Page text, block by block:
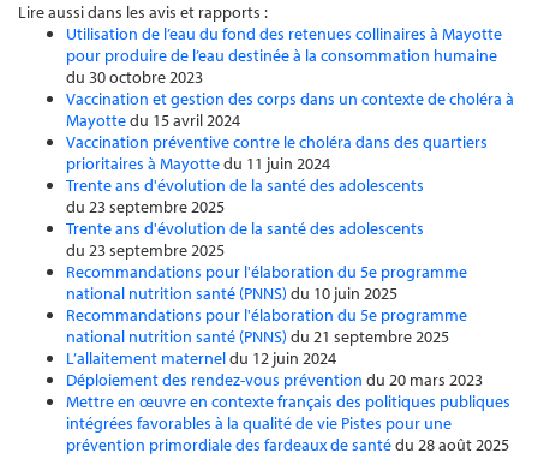
Lire aussi dans les avis et rapports :
Utilisation de l’eau du fond des retenues collinaires à Mayotte
pour produire de l’eau destinée à la consommation humaine
du 30 octobre 2023
Vaccination et gestion des corps dans un contexte de choléra à
Mayottedu 15 avril 2024
Vaccination préventive contre le choléra dans des quartiers
prioritaires à Mayottedu 11 juin 2024
Trente ans d'évolution de la santé des adolescents
du 23 septembre 2025
Trente ans d'évolution de la santé des adolescents
du 23 septembre 2025
Recommandations pour l'élaboration du 5e programme
national nutrition santé (PNNS) du 10 juin 2025
Recommandations pour l'élaboration du 5e programme
national nutrition santé (PNNS) du 21 septembre 2025
L’allaitement materneldu 12 juin 2024
Déploiement des rendez-vous prévention du 20 mars 2023
Mettre en œuvre en contexte français des politiques publiques
intégrées favorables à la qualité de vie Pistes pour une
prévention primordiale des fardeaux de santédu 28 août 2025